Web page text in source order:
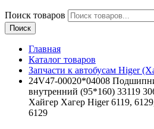
Поиск товаров
Поиск
Главная
Каталог товаров
Запчасти к автобусам Higer
24V47-00020*04008
внутренний (95*160) 33119
Хайгер Хагер Higer 6119,
6129